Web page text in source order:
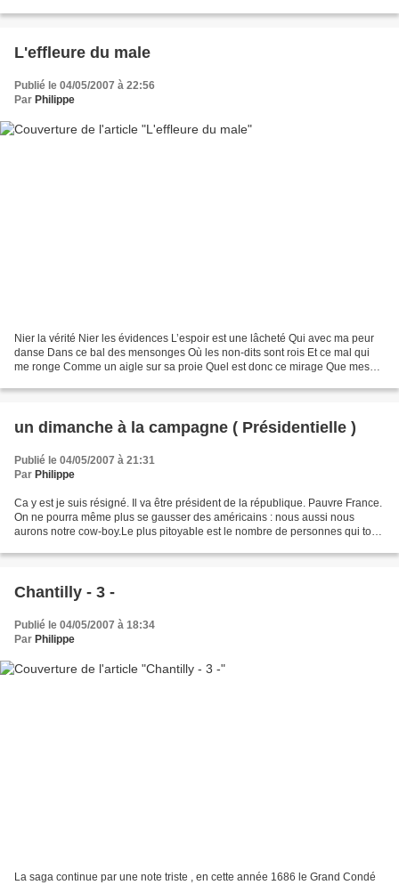
L'effleure du male
Publié le 04/05/2007 à 22:56
Par Philippe
Nier la vérité Nier les évidences L’espoir est une lâcheté Qui avec ma peur
danse Dans ce bal des mensonges Où les non-dits sont rois Et ce mal qui
me ronge Comme un aigle sur sa proie Quel est donc ce mirage Que mes
un dimanche à la campagne ( Présidentielle )
Publié le 04/05/2007 à 21:31
Par Philippe
Ca y est je suis résigné. Il va être président de la république. Pauvre France.
On ne pourra même plus se gausser des américains : nous aussi nous
aurons notre cow-boy.Le plus pitoyable est le nombre de personnes qui tous
Chantilly - 3 -
Publié le 04/05/2007 à 18:34
Par Philippe
La saga continue par une note triste , en cette année 1686 le Grand Condé